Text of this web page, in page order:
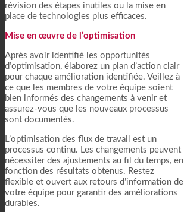
révision des étapes inutiles ou la mise en
place de technologies plus efficaces.
Mise en œuvre de l’optimisation
Après avoir identifié les opportunités
d’optimisation, élaborez un plan d’action clair
pour chaque amélioration identifiée. Veillez à
ce que les membres de votre équipe soient
bien informés des changements à venir et
assurez-vous que les nouveaux processus
sont documentés.
L’optimisation des flux de travail est un
processus continu. Les changements peuvent
nécessiter des ajustements au fil du temps, en
fonction des résultats obtenus. Restez
flexible et ouvert aux retours d’information de
votre équipe pour garantir des améliorations
durables.